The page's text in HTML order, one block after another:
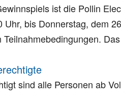
ist die Pollin
Uhr, bis Donnerstag, dem
Teilnahmebedingungen.
sind alle Personen ab